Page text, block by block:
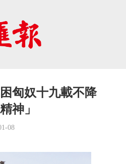
匈奴十九載不降
神」
08